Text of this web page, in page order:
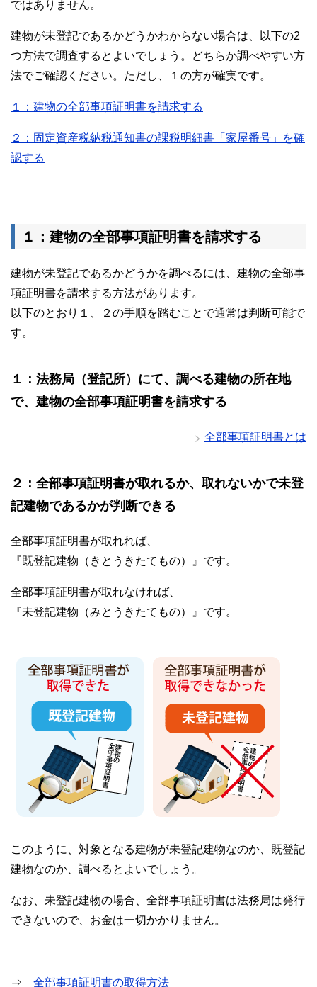
ではありません。
建物が未登記であるかどうかわからない場合は、以下の2
つ方法で調査するとよいでしょう。どちらか調べやすい方
法でご確認ください。ただし、１の方が確実です。
１：建物の全部事項証明書を請求する
２：固定資産税納税通知書の課税明細書「家屋番号」を確
認する
１：建物の全部事項証明書を請求する
建物が未登記であるかどうかを調べるには、建物の全部事
項証明書を請求する方法があります。
以下のとおり１、２の手順を踏むことで通常は判断可能で
す。
１：法務局（登記所）にて、調べる建物の所在地
で、建物の全部事項証明書を請求する
全部事項証明書とは
２：全部事項証明書が取れるか、取れないかで未登
記建物であるかが判断できる
全部事項証明書が取れれば、
『既登記建物（きとうきたてもの）』です。
全部事項証明書が取れなければ、
『未登記建物（みとうきたてもの）』です。
このように、対象となる建物が未登記建物なのか、既登記
建物なのか、調べるとよいでしょう。
なお、未登記建物の場合、全部事項証明書は法務局は発行
できないので、お金は一切かかりません。
⇒ 全部事項証明書の取得方法